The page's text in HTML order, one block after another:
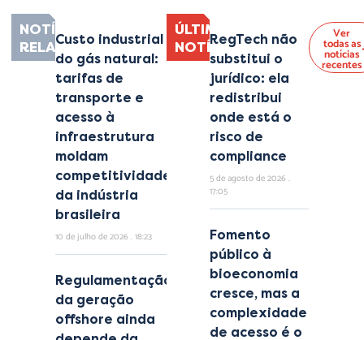
NOTÍCIAS
RELACIONADAS
Custo industrial
do gás natural:
tarifas de
transporte e
acesso à
infraestrutura
moldam
competitividade
da indústria
brasileira
10 de julho de 2026 18:23
Regulamentação
da geração
offshore ainda
ÚLTIMAS
NOTÍCIASRegTech não
substitui o
jurídico: ela
redistribui
onde está o
risco de
compliance
5 de agosto de 2026
17:05
Fomento
público à
bioeconomia
cresce, mas a
complexidade
de acesso é o
Ver
todas as
notícias
recentes